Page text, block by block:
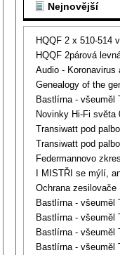
Nejnovější
HQQF 2 x 510-514
HQQF 2párová
Audio - Koronavirus
Genealogy of the
Bastlírna - všeuměl
Novinky Hi-Fi světa
Transiwatt pod
Transiwatt pod
Federmannovo
I MISTŘI se mýlí,
Ochrana zesilovače
Bastlírna - všeuměl
Bastlírna - všeuměl
Bastlírna - všeuměl
Bastlírna - všeuměl